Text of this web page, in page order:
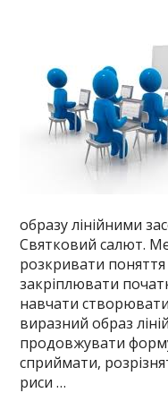
образу лінійними
Святковий салют.
розкривати поняття
закріплювати
навчати
виразний образ
продовжувати
сприймати,
риси …